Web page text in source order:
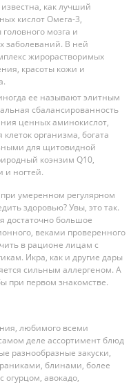
известна, как лучший
кислот Омега-3,
мозга и
заболеваний. В ней
жирорастворимых
красоты кожи и
ее называют элитным
сбалансированность
ценных аминокислот,
организма, богата
для щитовидной
коэнзим Q10,
и ногтей.
умеренном регулярном
здоровью? Увы, это так.
достаточно большое
веками проверенного
в рационе лицам с
Икра, как и другие дары
сильным аллергеном. А
при первом знакомстве.
любимого всеми
деле ассортимент блюд
разнообразные закуски,
блинами, более
огурцом, авокадо,